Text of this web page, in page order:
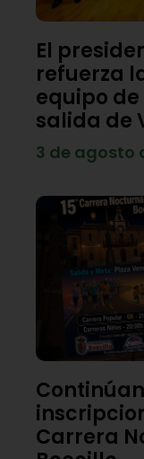
El
refuerza
equipo
salida de
3 de agosto
Carrera